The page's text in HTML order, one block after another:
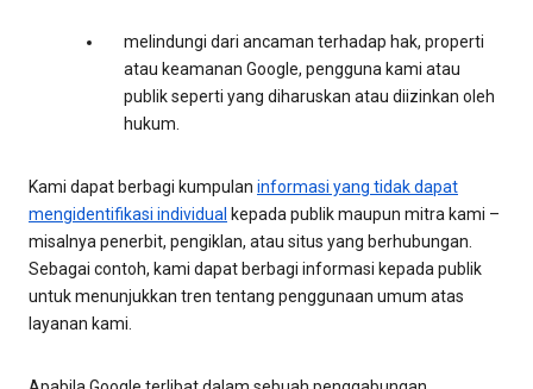
melindungi dari ancaman terhadap hak, properti
atau keamanan Google, pengguna kami atau
publik seperti yang diharuskan atau diizinkan oleh
hukum.
Kami dapat berbagi kumpulan informasi yang tidak dapat
mengidentifikasi individual kepada publik maupun mitra kami –
misalnya penerbit, pengiklan, atau situs yang berhubungan.
Sebagai contoh, kami dapat berbagi informasi kepada publik
untuk menunjukkan tren tentang penggunaan umum atas
layanan kami.